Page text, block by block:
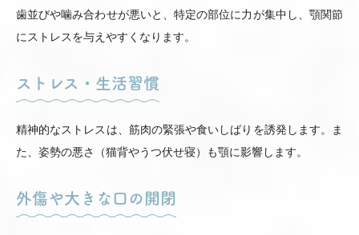
歯並びや噛み合わせが悪いと、特定の部位に力が集中し、顎関節
にストレスを与えやすくなります。
ストレス・生活習慣
精神的なストレスは、筋肉の緊張や食いしばりを誘発します。ま
た、姿勢の悪さ（猫背やうつ伏せ寝）も顎に影響します。
外傷や大きな口の開閉